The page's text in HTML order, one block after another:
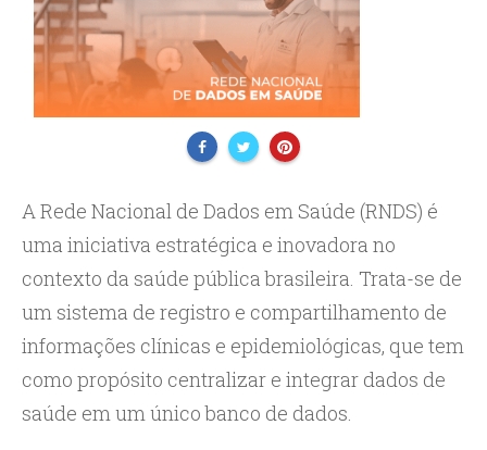
A Rede Nacional de Dados em Saúde (RNDS) é
uma iniciativa estratégica e inovadora no
contexto da saúde pública brasileira. Trata-se de
um sistema de registro e compartilhamento de
informações clínicas e epidemiológicas, que tem
como propósito centralizar e integrar dados de
saúde em um único banco de dados.